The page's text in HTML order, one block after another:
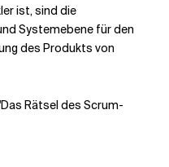
ist, sind die
Systemebene für den
des Produkts von
Rätsel des Scrum-